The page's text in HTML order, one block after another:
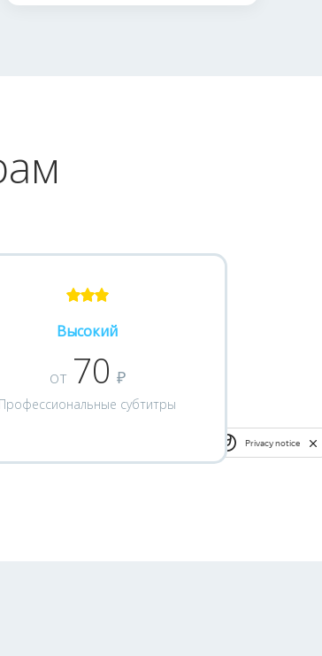
Высокий
от 70 ₽
Профессиональные субтитры
Privacy notice